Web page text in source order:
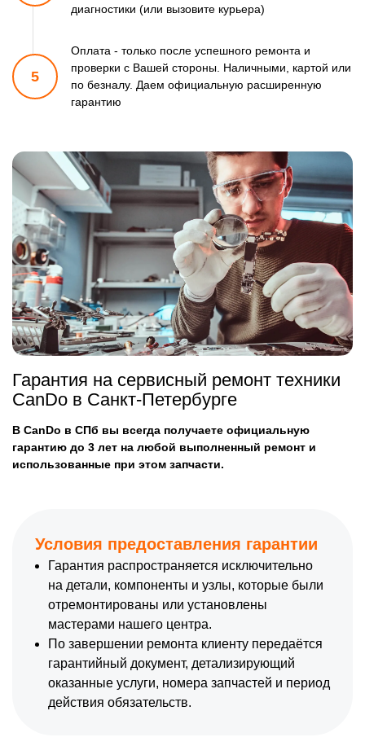
диагностики (или вызовите курьера)
5
Оплата - только после успешного ремонта и
проверки с Вашей стороны. Наличными, картой или
по безналу. Даем официальную расширенную
гарантию
Гарантия на сервисный ремонт техники
CanDo в Санкт-Петербурге
В CanDo в СПб вы всегда получаете официальную
гарантию до 3 лет на любой выполненный ремонт и
использованные при этом запчасти.
Условия предоставления гарантии
Гарантия распространяется исключительно
на детали, компоненты и узлы, которые были
отремонтированы или установлены
мастерами нашего центра.
По завершении ремонта клиенту передаётся
гарантийный документ, детализирующий
оказанные услуги, номера запчастей и период
действия обязательств.